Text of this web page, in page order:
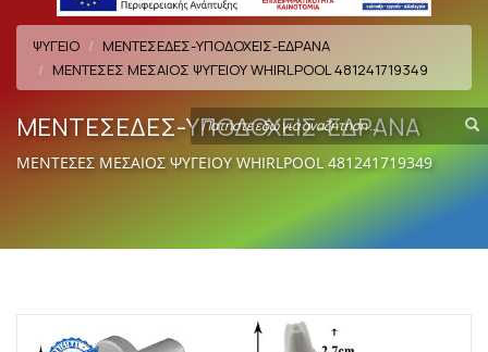
Search
term
ΨΥΓΕΙΟ
ΜΕΝΤΕΣΕΔΕΣ-ΥΠΟΔΟΧΕΙΣ-ΕΔΡΑΝΑ
ΜΕΝΤΕΣΕΣ ΜΕΣΑΙΟΣ ΨΥΓΕΙΟΥ WHIRLPOOL 481241719349
ΜΕΝΤΕΣΕΔΕΣ-ΥΠΟΔΟΧΕΙΣ-ΕΔΡΑΝΑ
ΜΕΝΤΕΣΕΣ ΜΕΣΑΙΟΣ ΨΥΓΕΙΟΥ WHIRLPOOL 481241719349